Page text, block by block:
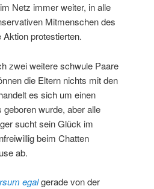
Netz immer weiter, in alle
Mitmenschen des
protestierten.
zwei weitere schwule Paare
die Eltern nichts mit den
es sich um einen
wurde, aber alle
sucht sein Glück im
beim Chatten
ab.
egalgerade von der